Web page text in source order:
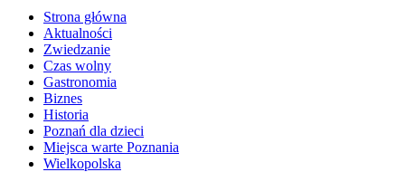
Strona główna
Aktualności
Zwiedzanie
Czas wolny
Gastronomia
Biznes
Historia
Poznań dla dzieci
Miejsca warte Poznania
Wielkopolska